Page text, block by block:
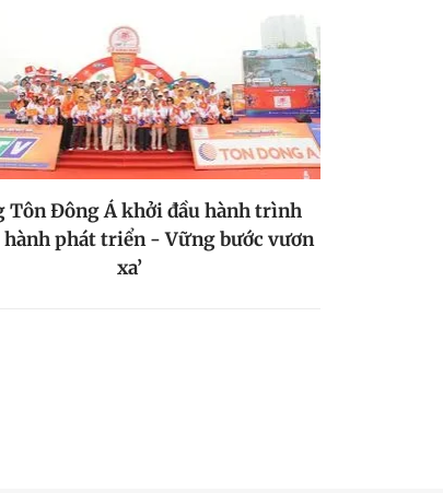
Tôn Đông Á khởi đầu hành trình
hành phát triển - Vững bước vươn
xa’